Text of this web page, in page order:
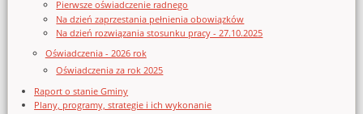
Pierwsze oświadczenie radnego
Na dzień zaprzestania pełnienia obowiązków
Na dzień rozwiązania stosunku pracy - 27.10.2025
Oświadczenia - 2026 rok
Oświadczenia za rok 2025
Raport o stanie Gminy
Plany, programy, strategie i ich wykonanie